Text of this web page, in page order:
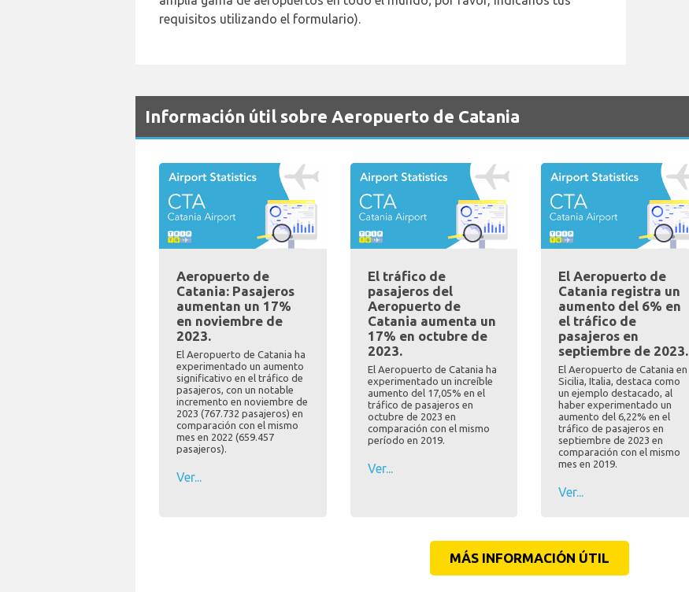
requisitos utilizando el formulario).
Información útil sobre Aeropuerto de Catania
Aeropuerto de
Catania: Pasajeros
aumentan un 17%
en noviembre de
2023.
El Aeropuerto de Catania ha
experimentado un aumento
significativo en el tráfico de
pasajeros, con un notable
incremento en noviembre de
2023 (767.732 pasajeros) en
comparación con el mismo
mes en 2022 (659.457
pasajeros).
Ver...
El tráfico de
pasajeros del
Aeropuerto de
Catania aumenta un
17% en octubre de
2023.
El Aeropuerto de Catania ha
experimentado un increíble
aumento del 17,05% en el
tráfico de pasajeros en
octubre de 2023 en
comparación con el mismo
período en 2019.
Ver...
El Aeropuerto de
Catania registra un
aumento del 6% en
el tráfico de
pasajeros en
septiembre de 2023.
El Aeropuerto de Catania en
Sicilia, Italia, destaca como
un ejemplo destacado, al
haber experimentado un
aumento del 6,22% en el
tráfico de pasajeros en
septiembre de 2023 en
comparación con el mismo
mes en 2019.
Ver...
MÁS INFORMACIÓN ÚTIL